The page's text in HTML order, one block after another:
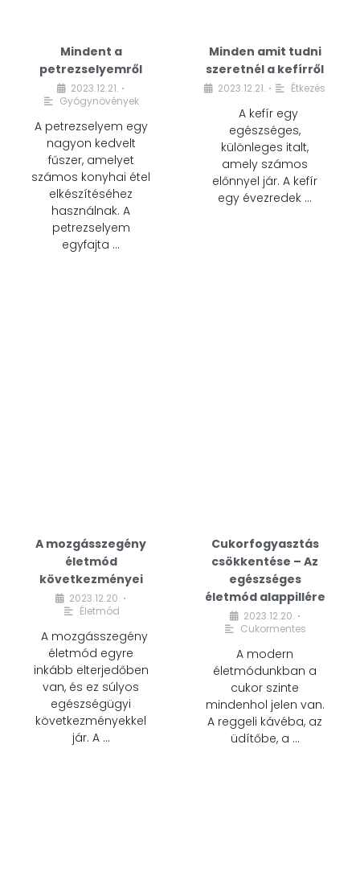
Mindent a
petrezselyemről
2023.12.21. •
Gyógynövények
A petrezselyem egy
nagyon kedvelt
fűszer, amelyet
számos konyhai étel
elkészítéséhez
használnak. A
petrezselyem
egyfajta …
Minden amit tudni
szeretnél a kefírről
2023.12.21. • Étkezés
A kefír egy
egészséges,
különleges italt,
amely számos
előnnyel jár. A kefír
egy évezredek …
A mozgásszegény
életmód
következményei
2023.12.20. •
Életmód
A mozgásszegény
életmód egyre
inkább elterjedőben
van, és ez súlyos
egészségügyi
következményekkel
jár. A …
Cukorfogyasztás
csökkentése – Az
egészséges
életmód alappillére
2023.12.20. •
Cukormentes
A modern
életmódunkban a
cukor szinte
mindenhol jelen van.
A reggeli kávéba, az
üdítőbe, a …